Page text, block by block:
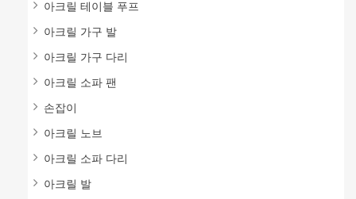
아크릴 테이블 푸프
아크릴 가구 발
아크릴 가구 다리
아크릴 소파 팬
손잡이
아크릴 노브
아크릴 소파 다리
아크릴 발